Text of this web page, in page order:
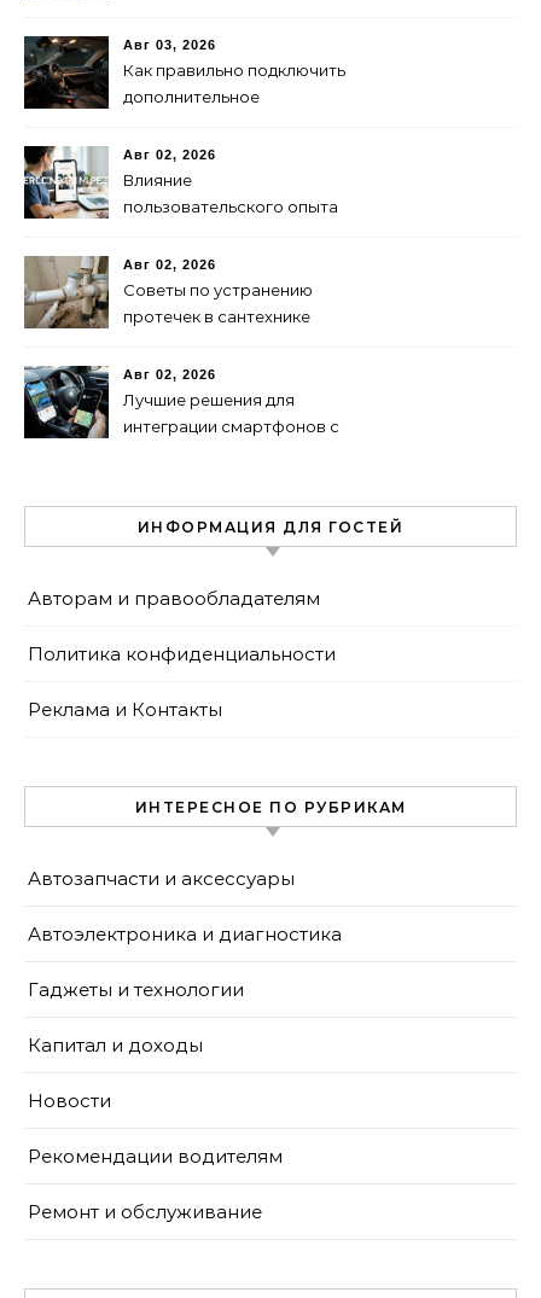
Авг 03, 2026
Как правильно подключить
дополнительное
пошаговая инструкция
Авг 02, 2026
Влияние
пользовательского опыта
исследования
Авг 02, 2026
Советы по устранению
протечек в сантехнике
Авг 02, 2026
Лучшие решения для
интеграции смартфонов с
ИНФОРМАЦИЯ ДЛЯ ГОСТЕЙ
Авторам и правообладателям
Политика конфиденциальности
Реклама и Контакты
ИНТЕРЕСНОЕ ПО РУБРИКАМ
Автозапчасти и аксессуары
Автоэлектроника и диагностика
Гаджеты и технологии
Капитал и доходы
Новости
Рекомендации водителям
Ремонт и обслуживание